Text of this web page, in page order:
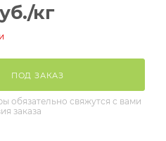
/кг
ПОД ЗАКАЗ
обязательно свяжутся с вами
заказа